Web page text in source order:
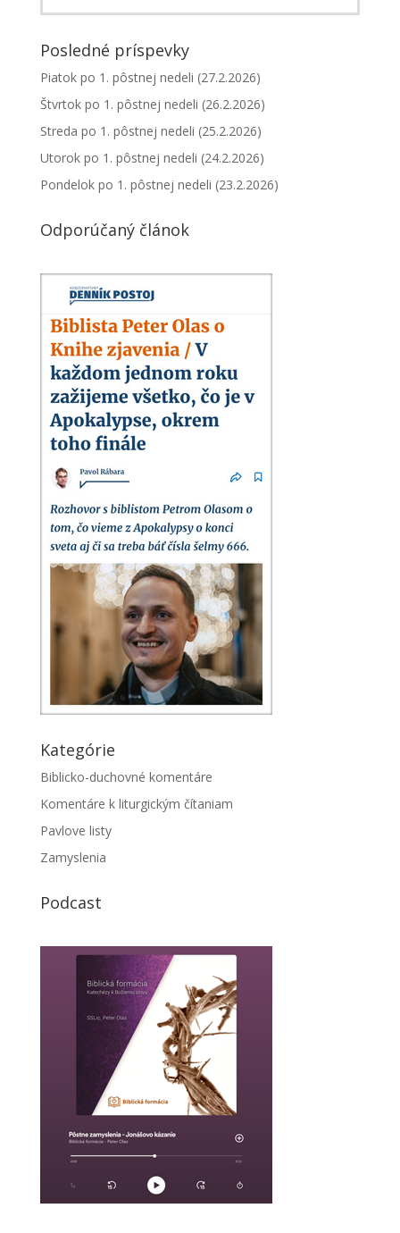
Posledné príspevky
Piatok po 1. pôstnej nedeli (27.2.2026)
Štvrtok po 1. pôstnej nedeli (26.2.2026)
Streda po 1. pôstnej nedeli (25.2.2026)
Utorok po 1. pôstnej nedeli (24.2.2026)
Pondelok po 1. pôstnej nedeli (23.2.2026)
Odporúčaný článok
Kategórie
Biblicko-duchovné komentáre
Komentáre k liturgickým čítaniam
Pavlove listy
Zamyslenia
Podcast